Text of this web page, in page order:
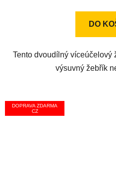
DO
Tento dvoudílný víceúčelový
výsuvný žebřík
DOPRAVA ZDARMA
CZ